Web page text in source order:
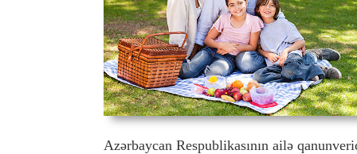
Azərbaycan Respublikasının ailə